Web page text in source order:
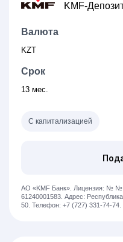
KMF-
Валюта
KZT
Срок
13 мес.
С капитализацией
АО «KMF Банк». Лицензия: № №
61240001583. Адрес:
50. Телефон: +7 (727) 331-74-74.